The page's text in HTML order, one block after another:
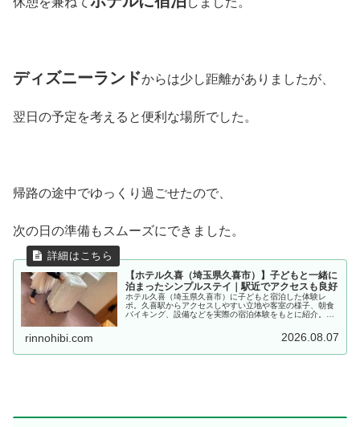
ディズニーランドからは少し距離がありましたが、
翌日の予定を考えると便利な場所でした。
帰路の途中でゆっくり過ごせたので、
次の日の準備もスムーズにできました。
【ホテル久喜（埼玉県久喜市）】子どもと一緒に
泊まったシンプルステイ｜駅近でアクセスも良好
ホテル久喜（埼玉県久喜市）に子どもと宿泊した体験レ
ポ。久喜駅からアクセスしやすい立地や客室の様子、朝食
バイキング、設備などを実際の宿泊体験をもとに紹介。久
を検討している方の参考になる情報をまとめました。
rinnohibi.com 2026.08.07